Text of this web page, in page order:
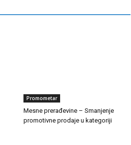
Promometar
Mesne prerađevine – Smanjenje
promotivne prodaje u kategoriji